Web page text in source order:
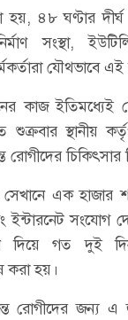
৪৮ ঘণ্টার
সংস্থা,
যৌথভাবে
কাজ ইতিমধ্যেই
স্থানীয়
রোগীদের চিকিৎসার
সেখানে এক হাজার
ইন্টারনেট সংযোগ
দিয়ে গত দুই
করা হয়।
রোগীদের জন্য